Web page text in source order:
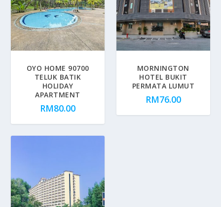
OYO HOME 90700
TELUK BATIK
HOLIDAY
APARTMENT
RM80.00
MORNINGTON
HOTEL BUKIT
PERMATA LUMUT
RM76.00